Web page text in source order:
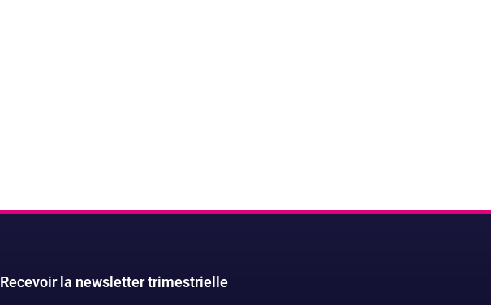
Recevoir la newsletter trimestrielle